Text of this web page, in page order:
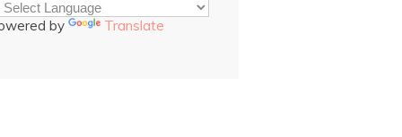
by Translate